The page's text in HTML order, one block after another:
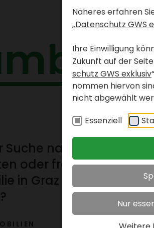
Näheres erfahren
„Daten­schutz GWS
Ihre Einwil­li­gung
Zukunft auf der Seite
schutz GWS exklusiv
nommen hiervon
nicht abge­wählt
Essen­ziell
Nur
mbezir
nach
oder frei­fi­nan­
in Graz und